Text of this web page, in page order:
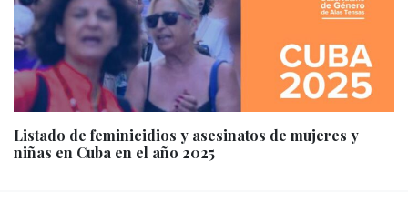
Listado de feminicidios y asesinatos de mujeres y
niñas en Cuba en el año 2025